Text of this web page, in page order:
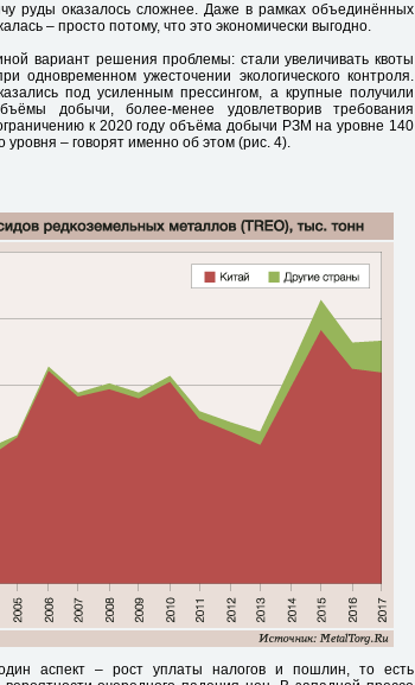
руды оказалось сложнее. Даже в рамках объединённых
– просто потому, что это экономически выгодно.
вариант решения проблемы: стали увеличивать квоты
одновременном ужесточении экологического контроля.
под усиленным прессингом, а крупные получили
добычи, более-менее удовлетворив требования
к 2020 году объёма добычи РЗМ на уровне 140
уровня – говорят именно об этом (рис. 4).
аспект – рост уплаты налогов и пошлин, то есть